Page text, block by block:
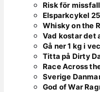
Risk för
Elsparkcykel
Whisky on the
Vad kostar det
Gå ner 1 kg i
Titta på Dirty
Race Across
Sverige
God of War